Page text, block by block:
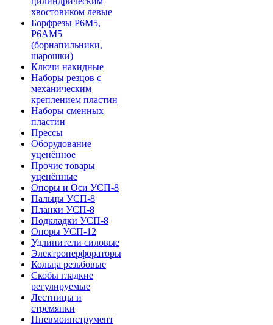
хвостовиком левые
Борфрезы Р6М5,
Р6АМ5
(борнапильники,
шарошки)
Ключи накидные
Наборы резцов с
механическим
креплением пластин
Наборы сменных
пластин
Прессы
Оборудование
уценённое
Прочие товары
уценённые
Опоры и Оси УСП-8
Пальцы УСП-8
Планки УСП-8
Подкладки УСП-8
Опоры УСП-12
Удлинители силовые
Электроперфораторы
Кольца резьбовые
Скобы гладкие
регулируемые
Лестницы и
стремянки
Пневмоинструмент